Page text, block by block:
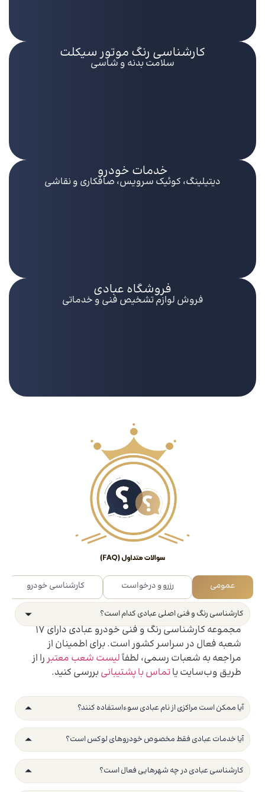
کارشناسی رنگ موتور سیکلت
سلامت بدنه و شاسی
خدمات خودرو
دیتیلینگ، کوئیک سرویس، صافکاری و نقاشی
فروشگاه عبادی
فروش لوازم تشخیص فنی و خدماتی
عمومی رزرو و درخواست کارشناسی خودرو
⁠کارشناسی رنگ و فنی اصلی عبادی کدام است؟
مجموعه کارشناسی رنگ و فنی خودرو عبادی دارای 17
شعبه فعال در سراسر کشور است. برای اطمینان از
مراجعه به شعبات رسمی، لطفاًلیست شعب معتبررا از
طریق وب‌سایت یا تماس با پشتیبانی بررسی کنید.
⁠آیا ممکن است مراکزی از نام عبادی سوءاستفاده کنند؟
⁠آیا خدمات عبادی فقط مخصوص خودروهای لوکس است؟
کارشناسی عبادی در چه شهرهایی فعال است؟